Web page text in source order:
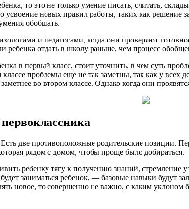
то это не только умение писать, считать,
усвоение новых правил работы, таких как
обобщать.
и педагогами, когда они проверяют
ребенка отдать в школу раньше, чем процесс
в первый класс, стоит уточнить, в чем суть
проблемы еще не так заметны, так как у всех
во втором классе. Однако когда они
две противоположные родительские позиции.
рядом с домом, чтобы проще было добираться.
ребенку тягу к получению знаний, стремление
заниматься ребенок, — базовые навыки будут
новое, то совершенно не важно, с каким уклоном